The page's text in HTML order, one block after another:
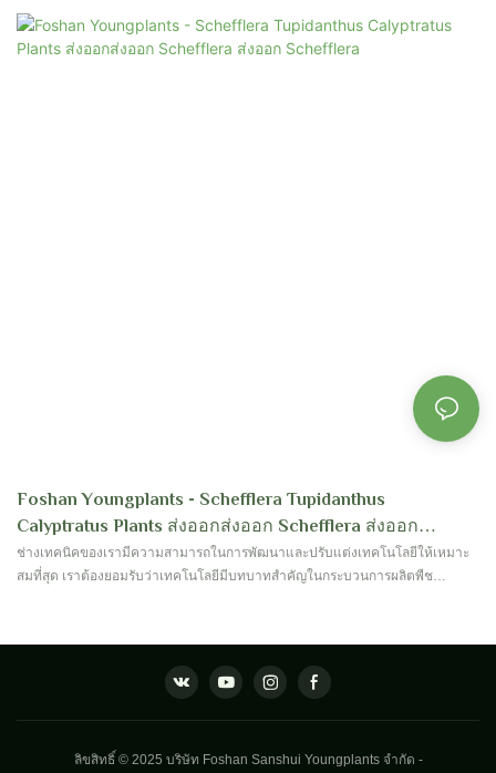
Foshan Youngplants - Schefflera Tupidanthus
Calyptratus Plants ส่งออกส่งออก Schefflera ส่งออก
Schefflera
ช่างเทคนิคของเรามีความสามารถในการพัฒนาและปรับแต่งเทคโนโลยีให้เหมาะ
สมที่สุด เราต้องยอมรับว่าเทคโนโลยีมีบทบาทสำคัญในกระบวนการผลิตพืช
นบาเคีย, สแปทิฟิลลัม, คาลาเทีย, เฟิร์น, ฟิตโทเนีย, ซินโกเนียม, เปเปอโรเมีย, พืช
กินแมลง, ดราก้อน, ไทร และ Schefflera เป็นหลัก
ลิขสิทธิ์ © 2025 บริษัท Foshan Sanshui Youngplants จำกัด -